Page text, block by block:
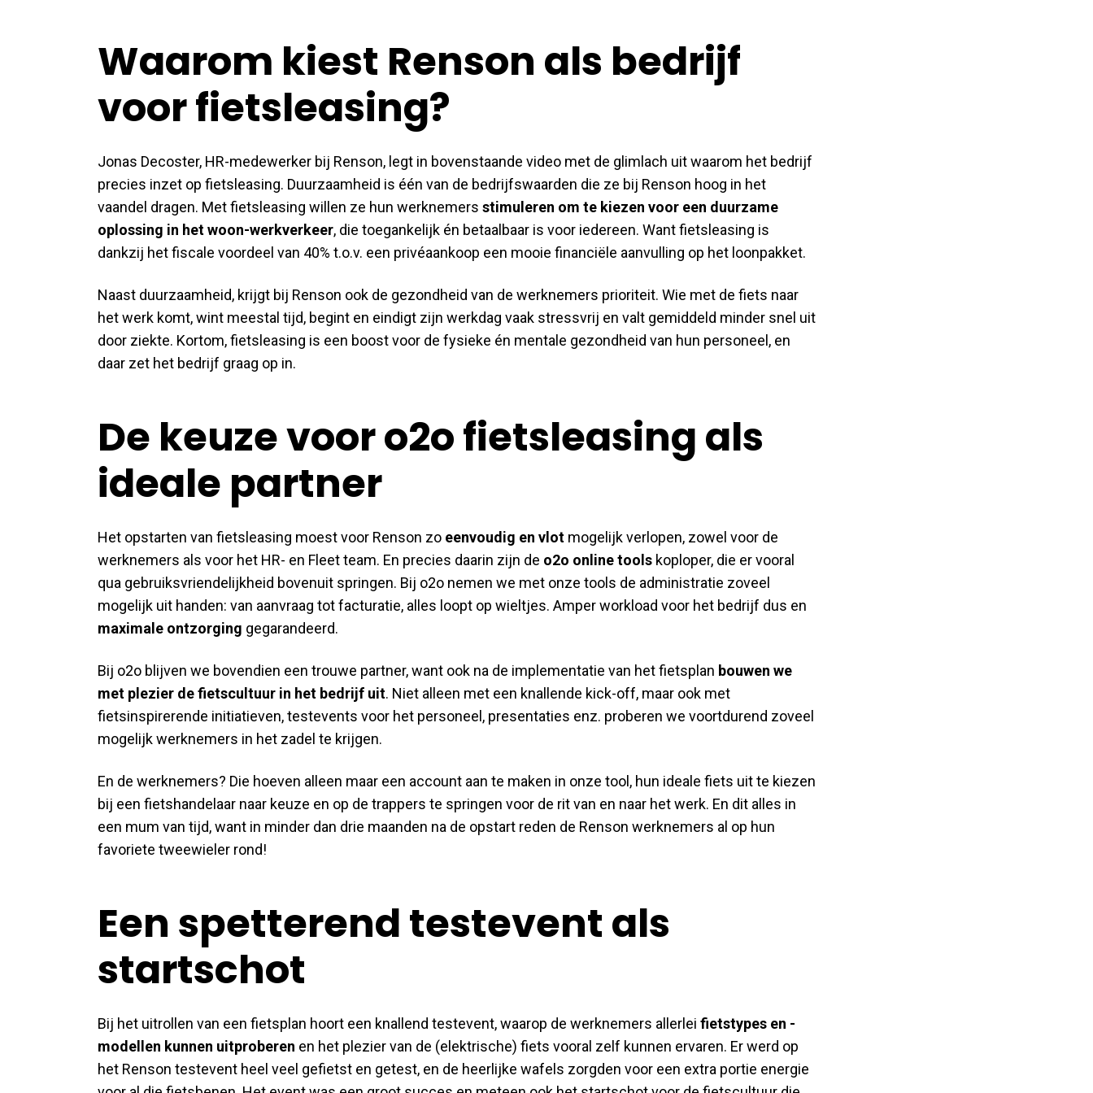
Waarom kiest Renson als bedrijf
voor fietsleasing?
Jonas Decoster, HR-medewerker bij Renson, legt in bovenstaande video met de glimlach uit waarom het bedrijf
precies inzet op fietsleasing. Duurzaamheid is één van de bedrijfswaarden die ze bij Renson hoog in het
vaandel dragen. Met fietsleasing willen ze hun werknemers stimuleren om te kiezen voor een duurzame
oplossing in het woon-werkverkeer, die toegankelijk én betaalbaar is voor iedereen. Want fietsleasing is
dankzij het fiscale voordeel van 40% t.o.v. een privéaankoop een mooie financiële aanvulling op het loonpakket.
Naast duurzaamheid, krijgt bij Renson ook de gezondheid van de werknemers prioriteit. Wie met de fiets naar
het werk komt, wint meestal tijd, begint en eindigt zijn werkdag vaak stressvrij en valt gemiddeld minder snel uit
door ziekte. Kortom, fietsleasing is een boost voor de fysieke én mentale gezondheid van hun personeel, en
daar zet het bedrijf graag op in.
De keuze voor o2o fietsleasing als
ideale partner
Het opstarten van fietsleasing moest voor Renson zo eenvoudig en vlot mogelijk verlopen, zowel voor de
werknemers als voor het HR- en Fleet team. En precies daarin zijn de o2o online tools koploper, die er vooral
qua gebruiksvriendelijkheid bovenuit springen. Bij o2o nemen we met onze tools de administratie zoveel
mogelijk uit handen: van aanvraag tot facturatie, alles loopt op wieltjes. Amper workload voor het bedrijf dus en
maximale ontzorging gegarandeerd.
Bij o2o blijven we bovendien een trouwe partner, want ook na de implementatie van het fietsplan bouwen we
met plezier de fietscultuur in het bedrijf uit. Niet alleen met een knallende kick-off, maar ook met
fietsinspirerende initiatieven, testevents voor het personeel, presentaties enz. proberen we voortdurend zoveel
mogelijk werknemers in het zadel te krijgen.
En de werknemers? Die hoeven alleen maar een account aan te maken in onze tool, hun ideale fiets uit te kiezen
bij een fietshandelaar naar keuze en op de trappers te springen voor de rit van en naar het werk. En dit alles in
een mum van tijd, want in minder dan drie maanden na de opstart reden de Renson werknemers al op hun
favoriete tweewieler rond!
Een spetterend testevent als
startschot
Bij het uitrollen van een fietsplan hoort een knallend testevent, waarop de werknemers allerlei fietstypes en -
modellen kunnen uitproberen en het plezier van de (elektrische) fiets vooral zelf kunnen ervaren. Er werd op
het Renson testevent heel veel gefietst en getest, en de heerlijke wafels zorgden voor een extra portie energie